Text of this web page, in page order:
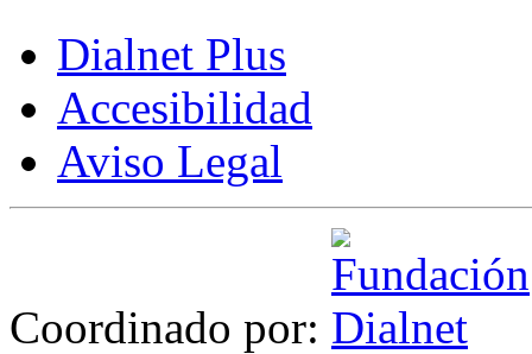
Dialnet Plus
Accesibilidad
Aviso Legal
Coordinado por: